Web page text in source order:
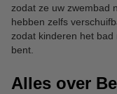
zodat ze uw zwembad
hebben zelfs
zodat kinderen het
bent.
Alles over